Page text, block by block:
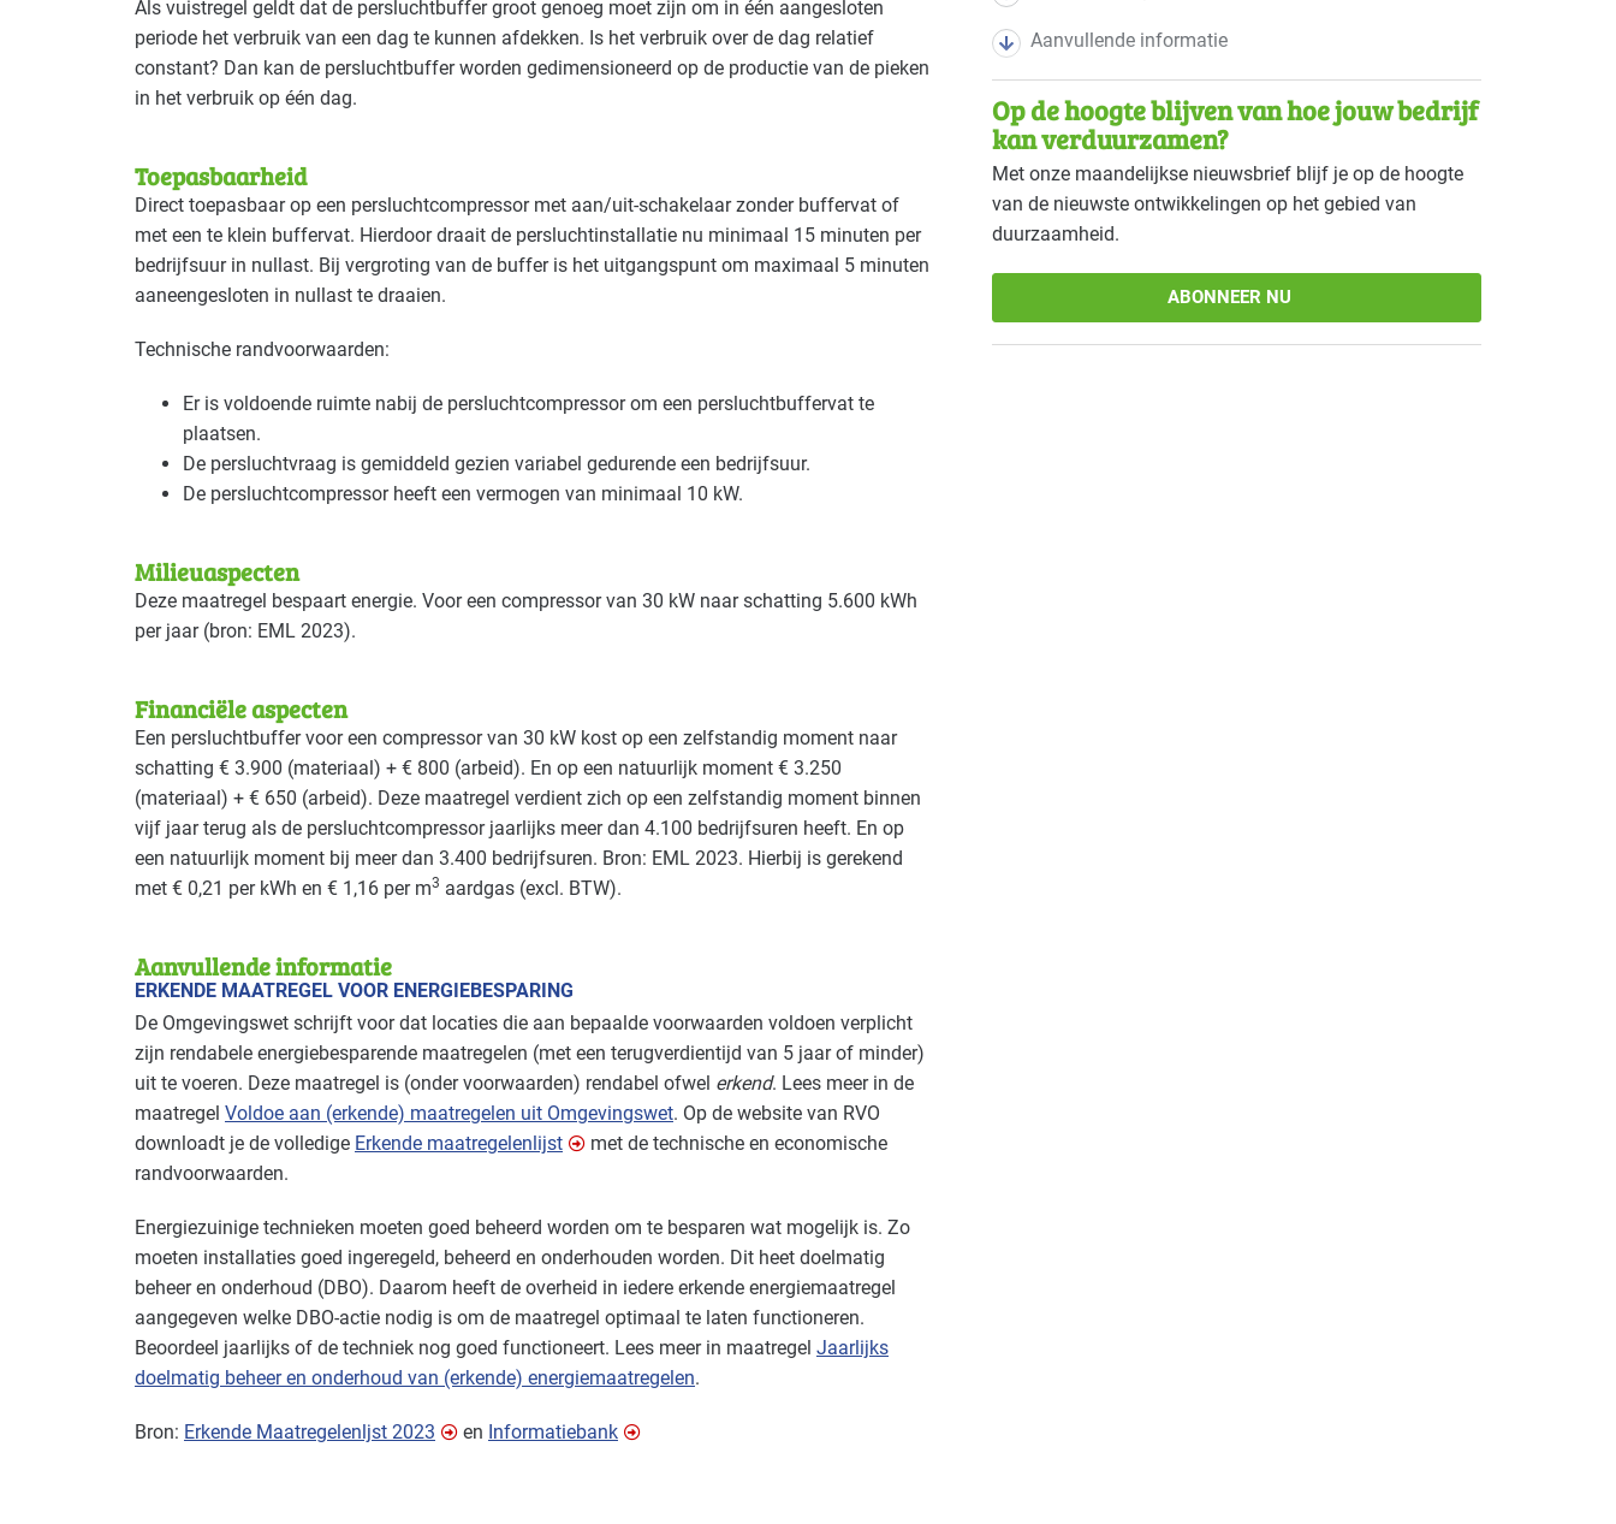
Als vuistregel geldt dat de persluchtbuffer groot genoeg moet zijn om in één aangesloten
periode het verbruik van een dag te kunnen afdekken. Is het verbruik over de dag relatief
constant? Dan kan de persluchtbuffer worden gedimensioneerd op de productie van de pieken
in het verbruik op één dag.
Toepasbaarheid
Direct toepasbaar op een persluchtcompressor met aan/uit-schakelaar zonder buffervat of
met een te klein buffervat. Hierdoor draait de persluchtinstallatie nu minimaal 15 minuten per
bedrijfsuur in nullast. Bij vergroting van de buffer is het uitgangspunt om maximaal 5 minuten
aaneengesloten in nullast te draaien.
Technische randvoorwaarden:
Er is voldoende ruimte nabij de persluchtcompressor om een persluchtbuffervat te
plaatsen.
De persluchtvraag is gemiddeld gezien variabel gedurende een bedrijfsuur.
De persluchtcompressor heeft een vermogen van minimaal 10 kW.
Milieuaspecten
Deze maatregel bespaart energie. Voor een compressor van 30 kW naar schatting 5.600 kWh
per jaar (bron: EML 2023).
Financiële aspecten
Een persluchtbuffer voor een compressor van 30 kW kost op een zelfstandig moment naar
schatting € 3.900 (materiaal) + € 800 (arbeid). En op een natuurlijk moment € 3.250
(materiaal) + € 650 (arbeid). Deze maatregel verdient zich op een zelfstandig moment binnen
vijf jaar terug als de persluchtcompressor jaarlijks meer dan 4.100 bedrijfsuren heeft. En op
een natuurlijk moment bij meer dan 3.400 bedrijfsuren. Bron: EML 2023. Hierbij is gerekend
met € 0,21 per kWh en € 1,16 per m3 aardgas (excl. BTW).
Aanvullende informatie
ERKENDE MAATREGEL VOOR ENERGIEBESPARING
De Omgevingswet schrijft voor dat locaties die aan bepaalde voorwaarden voldoen verplicht
zijn rendabele energiebesparende maatregelen (met een terugverdientijd van 5 jaar of minder)
uit te voeren. Deze maatregel is (onder voorwaarden) rendabel ofwel erkend. Lees meer in de
maatregel Voldoe aan (erkende) maatregelen uit Omgevingswet. Op de website van RVO
downloadt je de volledige Erkende maatregelenlijst
met de technische en economische
randvoorwaarden.
Energiezuinige technieken moeten goed beheerd worden om te besparen wat mogelijk is. Zo
moeten installaties goed ingeregeld, beheerd en onderhouden worden. Dit heet doelmatig
beheer en onderhoud (DBO). Daarom heeft de overheid in iedere erkende energiemaatregel
aangegeven welke DBO-actie nodig is om de maatregel optimaal te laten functioneren.
Beoordeel jaarlijks of de techniek nog goed functioneert. Lees meer in maatregel Jaarlijks
doelmatig beheer en onderhoud van (erkende) energiemaatregelen.
Bron: Erkende Maatregelenljst 2023 en Informatiebank
Aanvullende informatie
Op de hoogte blijven van hoe jouw bedrijf
kan verduurzamen?
Met onze maandelijkse nieuwsbrief blijf je op de hoogte
van de nieuwste ontwikkelingen op het gebied van
duurzaamheid.
ABONNEER NU